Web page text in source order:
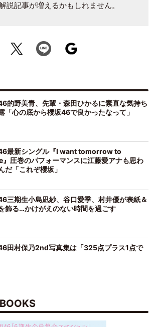
説記事が増えるかもしれません。
的野美青、先輩・森田ひかるに素直な気持ち
「心の底から櫻坂46で良かったなって」
最新シングル『I want tomorrow to
圧巻のパフォーマンスに江藤愛アナも思わ
だ「これぞ櫻坂」
三期生小島凪紗、谷口愛季、村井優が表紙＆
飾る…かけがえのない時間を過ごす
田村保乃2nd写真集は「325点プラス1点で